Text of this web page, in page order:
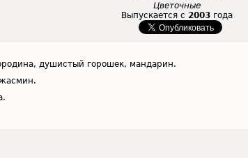
Цветочные
Выпускается с 2003 года
душистый горошек, мандарин.